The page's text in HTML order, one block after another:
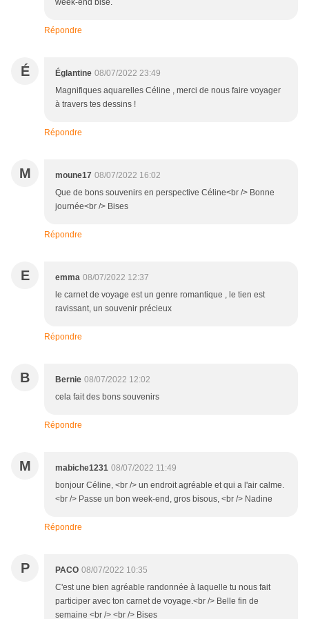
week-end bise.
Répondre
É Églantine 08/07/2022 23:49
Magnifiques aquarelles Céline , merci de nous faire voyager
à travers tes dessins !
Répondre
M moune17 08/07/2022 16:02
Que de bons souvenirs en perspective Céline<br /> Bonne
journée<br /> Bises
Répondre
E emma 08/07/2022 12:37
le carnet de voyage est un genre romantique , le tien est
ravissant, un souvenir précieux
Répondre
B Bernie 08/07/2022 12:02
cela fait des bons souvenirs
Répondre
M mabiche1231 08/07/2022 11:49
bonjour Céline, <br /> un endroit agréable et qui a l'air calme.
<br /> Passe un bon week-end, gros bisous, <br /> Nadine
Répondre
P PACO 08/07/2022 10:35
C'est une bien agréable randonnée à laquelle tu nous fait
participer avec ton carnet de voyage.<br /> Belle fin de
semaine <br /> <br /> Bises